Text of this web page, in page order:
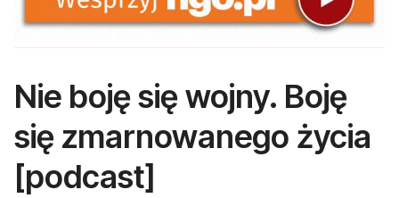
Nie boję się wojny. Boję
się zmarnowanego życia
[podcast]